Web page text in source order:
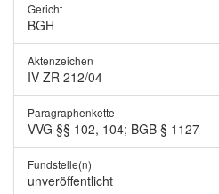
Gericht
BGH
Aktenzeichen
IV ZR 212/04
Paragraphenkette
VVG §§ 102, 104; BGB § 1127
Fundstelle(n)
unveröffentlicht